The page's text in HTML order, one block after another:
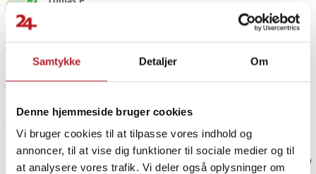
Samtykke Detaljer Om
Denne hjemmeside bruger cookies
Vi bruger cookies til at tilpasse vores indhold og
annoncer, til at vise dig funktioner til sociale medier og til
at analysere vores trafik. Vi deler også oplysninger om
TP
2 år siden
MR Mohamad R
3 år siden
Verified by Trustvoice